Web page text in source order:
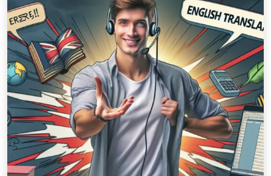
Tłumaczenia /22 grudnia 2024
Tłumacz angielskiego w Rzeszowie –